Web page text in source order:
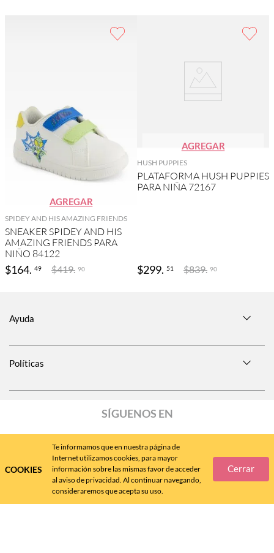
COOKIES
Te informamos que en nuestra página de
Internet utilizamos cookies, para mayor
información sobre las mismas favor de acceder
al aviso de privacidad. Al continuar navegando,
consideraremos que acepta su uso.
Cerrar
AGREGAR
SPIDEY AND HIS AMAZING FRIENDS
SNEAKER SPIDEY AND HIS
AMAZING FRIENDS PARA
NIÑO 84122
$164. 49 $419. 90
AGREGAR
HUSH PUPPIES
PLATAFORMA HUSH PUPPIES
PARA NIÑA 72167
$299. 51 $839. 90
Ayuda
Políticas
SÍGUENOS EN
CallCenter477 788 4600